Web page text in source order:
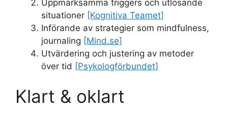
Uppmärksamma triggers och utlösande
situationer [Kognitiva Teamet]
Införande av strategier som mindfulness,
journaling [Mind.se]
Utvärdering och justering av metoder
över tid [Psykologförbundet]
Klart & oklart